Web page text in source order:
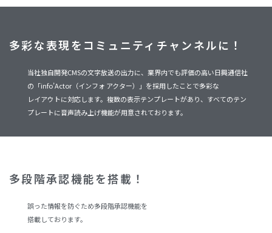
多彩な表現をコミュニティチャンネルに！
当社独自開発CMSの文字放送の出力に、業界内でも評価の高い日興通信社
の「info’Actor（インフォ アクター）」を採用したことで多彩な
レイアウトに対応します。複数の表示テンプレートがあり、すべてのテン
プレートに音声読み上げ機能が用意されております。
多段階承認機能を搭載！
誤った情報を防ぐため多段階承認機能を
搭載しております。